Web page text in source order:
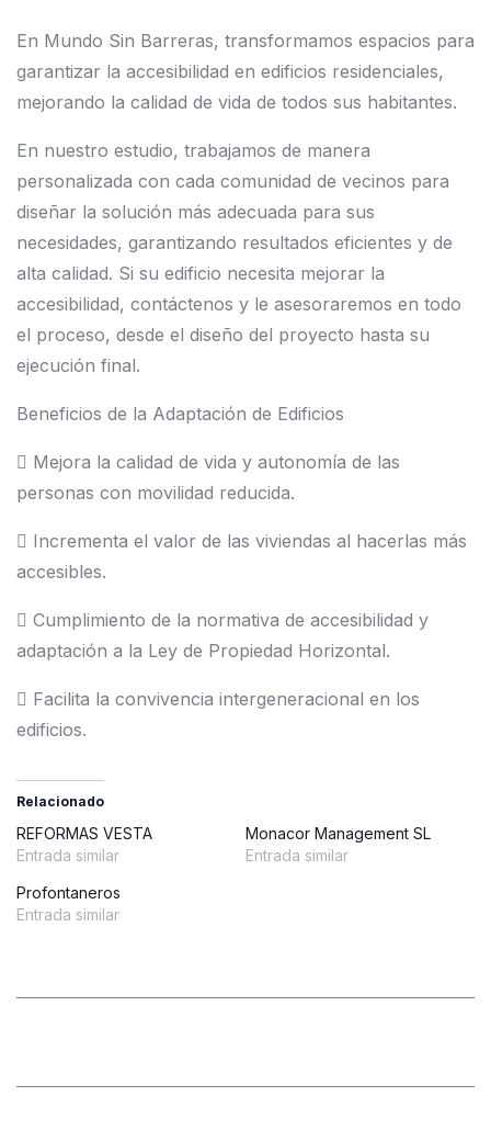
En Mundo Sin Barreras, transformamos espacios para
garantizar la accesibilidad en edificios residenciales,
mejorando la calidad de vida de todos sus habitantes.
En nuestro estudio, trabajamos de manera
personalizada con cada comunidad de vecinos para
diseñar la solución más adecuada para sus
necesidades, garantizando resultados eficientes y de
alta calidad. Si su edificio necesita mejorar la
accesibilidad, contáctenos y le asesoraremos en todo
el proceso, desde el diseño del proyecto hasta su
ejecución final.
Beneficios de la Adaptación de Edificios
 Mejora la calidad de vida y autonomía de las
personas con movilidad reducida.
 Incrementa el valor de las viviendas al hacerlas más
accesibles.
 Cumplimiento de la normativa de accesibilidad y
adaptación a la Ley de Propiedad Horizontal.
 Facilita la convivencia intergeneracional en los
edificios.
Relacionado
REFORMAS VESTA
Entrada similar
Monacor Management SL
Entrada similar
Profontaneros
Entrada similar